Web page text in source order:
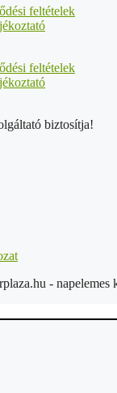
feltételek
feltételek
biztosítja!
- napelemes